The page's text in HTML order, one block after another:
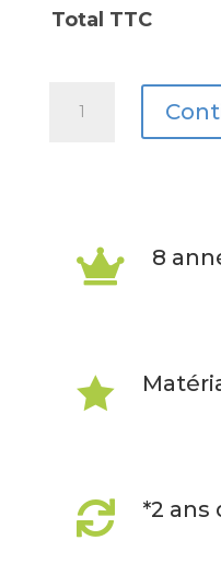
Total TTC
 8

 *2 ans